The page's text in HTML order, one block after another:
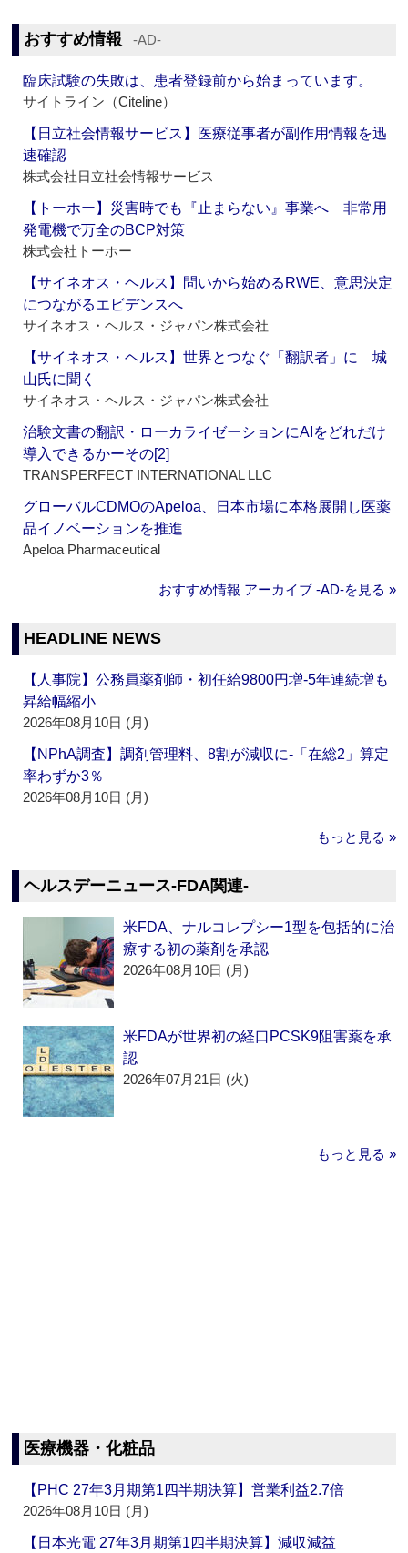
おすすめ情報 ‐AD‐
臨床試験の失敗は、患者登録前から始まっています。
サイトライン（Citeline）
【日立社会情報サービス】医療従事者が副作用情報を迅
速確認
株式会社日立社会情報サービス
【トーホー】災害時でも『止まらない』事業へ 非常用
発電機で万全のBCP対策
株式会社トーホー
【サイネオス・ヘルス】問いから始めるRWE、意思決定
につながるエビデンスへ
サイネオス・ヘルス・ジャパン株式会社
【サイネオス・ヘルス】世界とつなぐ「翻訳者」に 城
山氏に聞く
サイネオス・ヘルス・ジャパン株式会社
治験文書の翻訳・ローカライゼーションにAIをどれだけ
導入できるかーその[2]
TRANSPERFECT INTERNATIONAL LLC
グローバルCDMOのApeloa、日本市場に本格展開し医薬
品イノベーションを推進
Apeloa Pharmaceutical
おすすめ情報 アーカイブ ‐AD‐を見る »
HEADLINE NEWS
【人事院】公務員薬剤師・初任給9800円増‐5年連続増も
昇給幅縮小
2026年08月10日 (月)
【NPhA調査】調剤管理料、8割が減収に‐「在総2」算定
率わずか3％
2026年08月10日 (月)
もっと見る »
ヘルスデーニュース‐FDA関連‐
米FDA、ナルコレプシー1型を包括的に治
療する初の薬剤を承認
2026年08月10日 (月)
米FDAが世界初の経口PCSK9阻害薬を承
認
2026年07月21日 (火)
もっと見る »
医療機器・化粧品
【PHC 27年3月期第1四半期決算】営業利益2.7倍
2026年08月10日 (月)
【日本光電 27年3月期第1四半期決算】減収減益